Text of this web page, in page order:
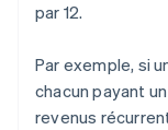
par 12.
Par exemple, si
chacun payant
revenus